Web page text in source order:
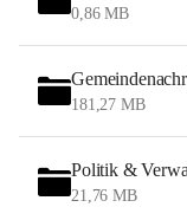
0,86 MB
181,27 MB
Politik &
21,76 MB